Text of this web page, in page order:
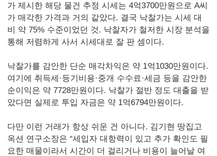
가 제시한 해당 물건 추정 시세는 4억3700만원으로 A씨
가 매각한 가격과 거의 같았다. 결국 낙찰가는 시세 대
비 약 75% 수준이었던 것. 낙찰자가 철저한 시장 분석을
통해 저렴하게 사서 시세대로 잘 판 셈이다.
낙찰가를 감안한 단순 매각차익은 약 1억1030만원이다.
여기에 취득세·등기비용·중개 수수료·세금 등을 감안한
순이익은 약 7728만원이다. 낙찰가 절반 정도 대출을 받
았다면 실제로 투입 자금은 약 1억6794만원이다.
다만 이런 거래가 항상 쉬운 건 아니다. 김기현 땅집고
옥션 연구소장은 “세입자 대항력이 있고 추가 확인도 필
요한 매물이라서 시간이 더 걸리거나 비용이 늘어날 여